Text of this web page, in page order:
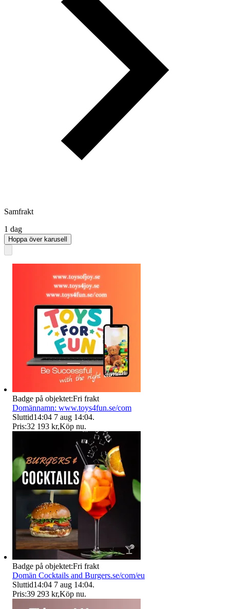
Samfrakt
1 dag
Hoppa över karusell
Badge på objektet:Fri frakt
Domännamn: www.toys4fun.se/com
Sluttid14:04 7 aug 14:04.
Pris:32 193 kr,Köp nu.
Badge på objektet:Fri frakt
Domän Cocktails and Burgers.se/com/eu
Sluttid14:04 7 aug 14:04.
Pris:39 293 kr,Köp nu.